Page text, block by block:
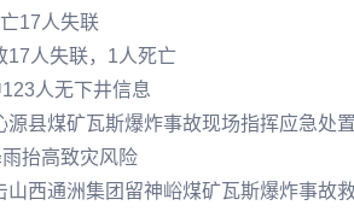
17人失联
17人失联，1人死亡
人无下井信息
县煤矿瓦斯爆炸事故现场指挥应急处
抬高致灾风险
西通洲集团留神峪煤矿瓦斯爆炸事故